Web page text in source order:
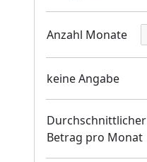
Anzahl Monate
keine Angabe
Durchschnittlicher
Betrag pro Monat